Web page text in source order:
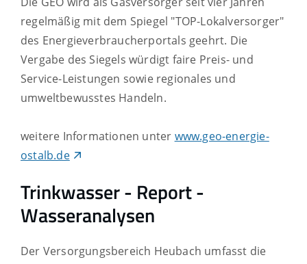
regelmäßig mit dem Spiegel "TOP-Lokalversorger"
des Energieverbraucherportals geehrt. Die
Vergabe des Siegels würdigt faire Preis- und
Service-Leistungen sowie regionales und
umweltbewusstes Handeln.
weitere Informationen unter www.geo-energie-
ostalb.de
Trinkwasser - Report -
Wasseranalysen
Der Versorgungsbereich Heubach umfasst die